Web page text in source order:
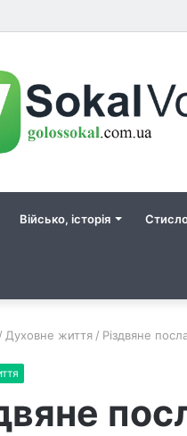
Військо, історія
/ Духовне життя / Різдвяне